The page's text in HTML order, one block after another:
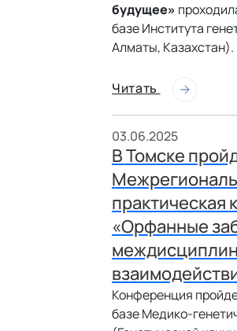
будущее»
базе Института
Алматы, Казахстан).
Читать
03.06.2025
В Томске
практическая
«Орфанные
Конференция
базе Медико-